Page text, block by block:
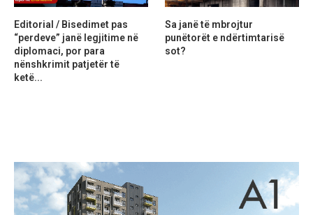
Editorial / Bisedimet pas
“perdeve” janë legjitime në
diplomaci, por para
nënshkrimit patjetër të
ketë...
Sa janë të mbrojtur
punëtorët e ndërtimtarisë
sot?